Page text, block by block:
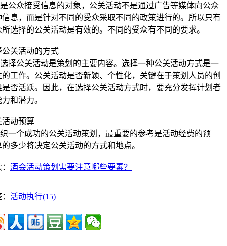
众接受信息的对象，公关活动不是通过广告等媒体向公众
息，而是针对不同的受众采取不同的政策进行的。所以只有
选择的公关活动是有效的。不同的受众有不同的要求。
公关活动的方式
公关活动是策划的主要内容。选择一种公关活动方式是一
工作。公关活动是否新颖、个性化，关键在于策划人员的创
是否活跃。因此，在选择公关活动方式时，要充分发挥计划者
和潜力。
活动预算
个成功的公关活动策划，最重要的参考是活动经费的预
多少将决定公关活动的方式和地点。
酒会活动策划需要注意哪些要素？
活动执行(15)